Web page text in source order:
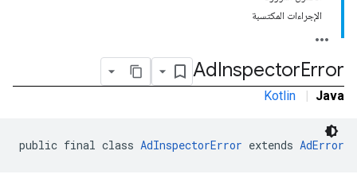
الإجراءات المكتسبة
AdInspectorError
Kotlin | Java
public final class AdInspectorError extends AdError